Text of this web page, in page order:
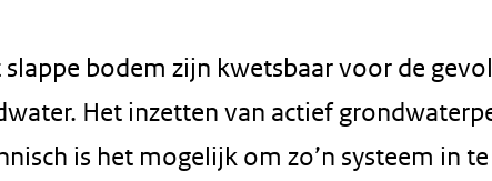
bodem zijn kwetsbaar voor de
Het inzetten van actief
is het mogelijk om zo’n systeem in